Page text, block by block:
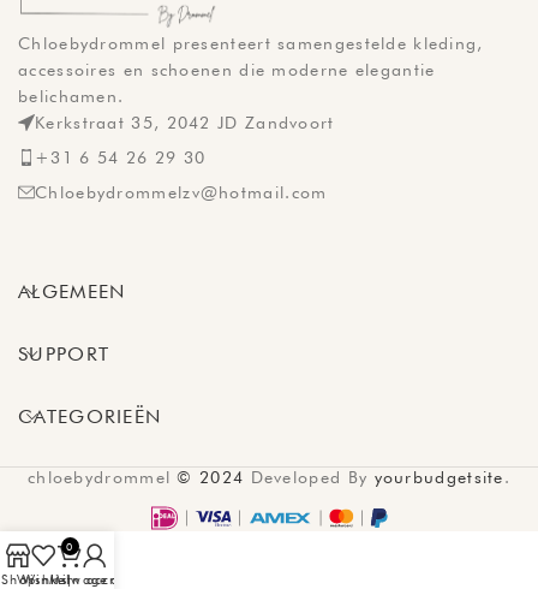
Chloebydrommel presenteert samengestelde kleding,
accessoires en schoenen die moderne elegantie
belichamen.
Kerkstraat 35, 2042 JD Zandvoort
+31 6 54 26 29 30
Chloebydrommelzv@hotmail.com
ALGEMEEN
SUPPORT
CATEGORIEËN
chloebydrommel © 2024 Developed By yourbudgetsite.
ShopWishlist
0
Winkelwagen
Mijn account